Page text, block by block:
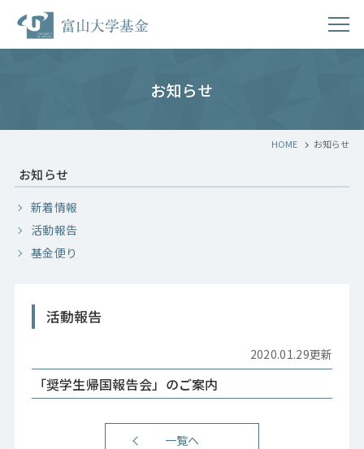
お知らせ
HOME お知らせ
活動報告
2020.01.29更新
「奨学生帰国報告会」のご案内
一覧へ
お知らせ
新着情報
活動報告
基金便り